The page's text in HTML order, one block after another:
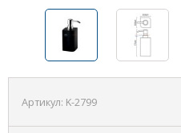
Артикул: K-2799